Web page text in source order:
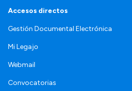
Accesos directos
Gestión Documental Electrónica
Mi Legajo
Webmail
Convocatorias